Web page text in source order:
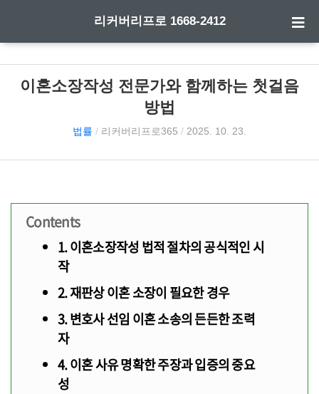
리커버리프로 1668-2412
이혼소장작성 전문가와 함께하는 첫걸음
방법
법률 / 리커버리프로365 / 2025. 10. 23.
Contents
1. 이혼소장작성 법적 절차의 공식적인 시
작
2. 재판상 이혼 소장이 필요한 경우
3. 변호사 선임 이혼 소송의 든든한 조력
자
4. 이혼 사유 명확한 주장과 입증의 중요
성